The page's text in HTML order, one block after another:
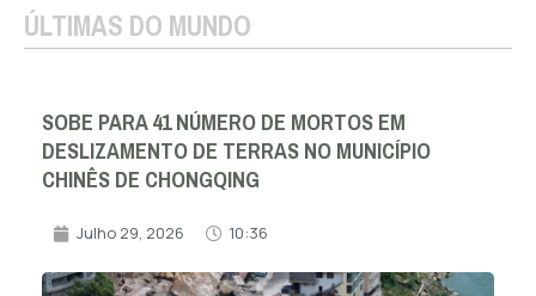
ÚLTIMAS DO MUNDO
SOBE PARA 41 NÚMERO DE MORTOS EM
DESLIZAMENTO DE TERRAS NO MUNICÍPIO
CHINÊS DE CHONGQING
Julho 29, 2026 10:36